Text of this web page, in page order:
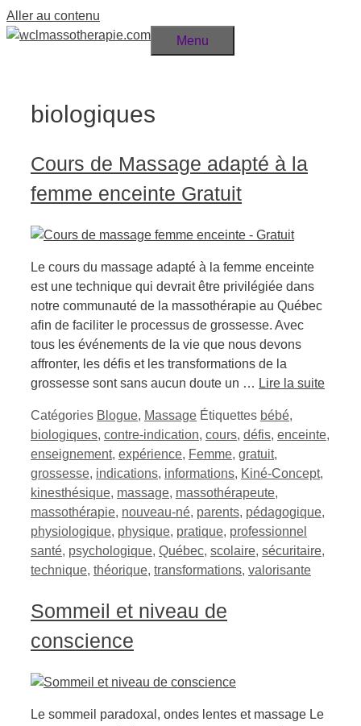
Aller au contenu
Menu
biologiques
Cours de Massage adapté à la
femme enceinte Gratuit
Le cours du massage adapté à la femme enceinte
est une technique qui devrait être privilégiée dans
notre communauté de la massothérapie au Québec
afin de faciliter le processus de grossesse. Avec
tous les événements de la vie que nous devons
affronter, les défis et les transformations de la
grossesse sont sans aucun doute un … Lire la suite
Catégories Blogue, Massage Étiquettes bébé,
biologiques, contre-indication, cours, défis, enceinte,
enseignement, expérience, Femme, gratuit,
grossesse, indications, informations, Kiné-Concept,
kinesthésique, massage, massothérapeute,
massothérapie, nouveau-né, parents, pédagogique,
physiologique, physique, pratique, professionnel
santé, psychologique, Québec, scolaire, sécuritaire,
technique, théorique, transformations, valorisante
Sommeil et niveau de
conscience
Le sommeil paradoxal, ondes lentes et massage Le